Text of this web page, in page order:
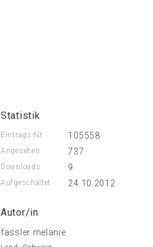
Statistik
Eintrags-Nr. 105558
Angesehen 737
Downloads 9
Aufgeschaltet 24.10.2012
Autor/in
fässler melanie